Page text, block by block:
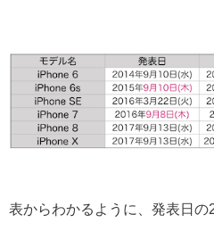
表からわかるように、発表日